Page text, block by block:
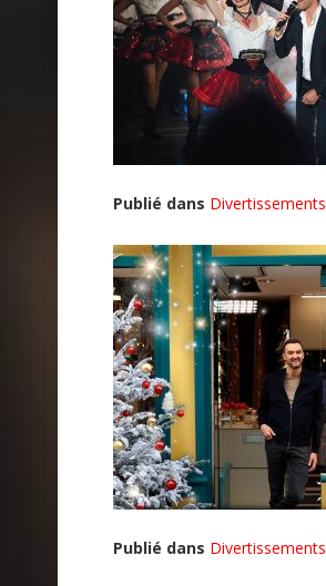
Publié dans Divertissements
Publié dans Divertissements